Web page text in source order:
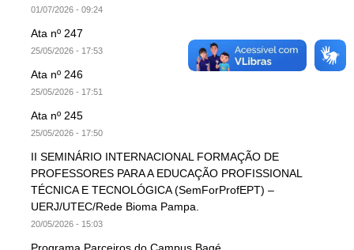
01/07/2026 - 09:24
Ata nº 247
25/05/2026 - 17:53
Ata nº 246
25/05/2026 - 17:51
Ata nº 245
25/05/2026 - 17:50
II SEMINÁRIO INTERNACIONAL FORMAÇÃO DE
PROFESSORES PARA A EDUCAÇÃO PROFISSIONAL
TÉCNICA E TECNOLÓGICA (SemForProfEPT) –
UERJ/UTEC/Rede Bioma Pampa.
20/05/2026 - 15:03